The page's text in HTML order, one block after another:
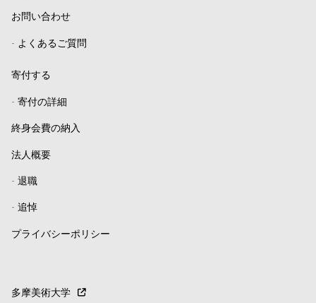
お問い合わせ
- よくあるご質問
寄付する
- 寄付の詳細
終身会費の納入
法人概要
- 退職
- 追悼
プライバシーポリシー
多摩美術大学